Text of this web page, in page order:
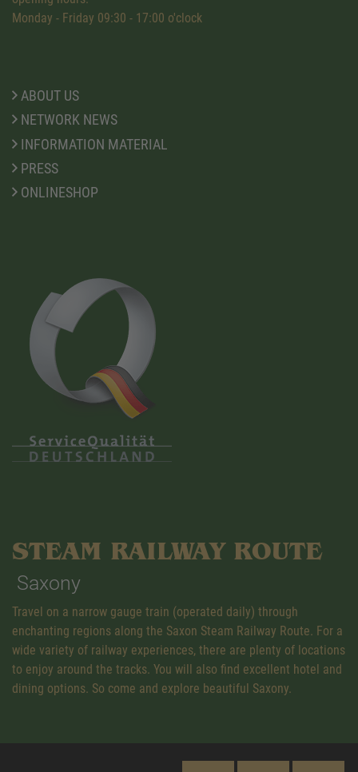
Monday - Friday 09:30 - 17:00 o'clock
ABOUT US
NETWORK NEWS
INFORMATION MATERIAL
PRESS
ONLINESHOP
STEAM RAILWAY ROUTE
Saxony
Travel on a narrow gauge train (operated daily) through
enchanting regions along the Saxon Steam Railway Route. For a
wide variety of railway experiences, there are plenty of locations
to enjoy around the tracks. You will also find excellent hotel and
dining options. So come and explore beautiful Saxony.